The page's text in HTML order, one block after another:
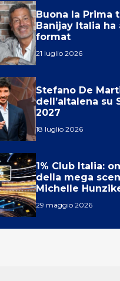
Buona la Prima
Banijay Italia
format
21 luglio 2026
Stefano De
dell’altalena su
2027
18 luglio 2026
1% Club Italia:
della mega
Michelle
29 maggio 2026